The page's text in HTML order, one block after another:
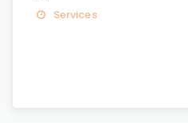
Services